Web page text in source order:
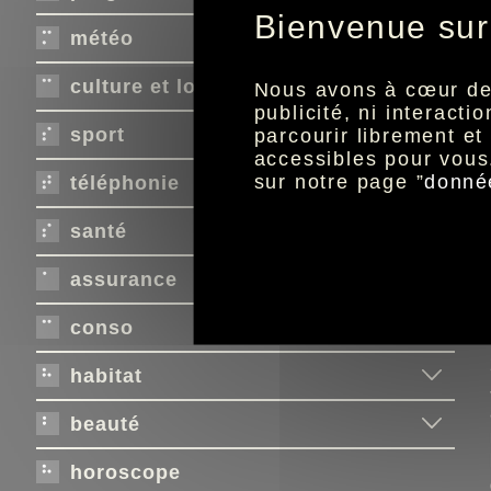
météo
culture et loisirs
sport
téléphonie
santé
assurance
conso
habitat
beauté
horoscope
Bienvenue
Nous avons à cœur
publicité, ni
parcourir librement et
accessibles pour
sur notre page ”